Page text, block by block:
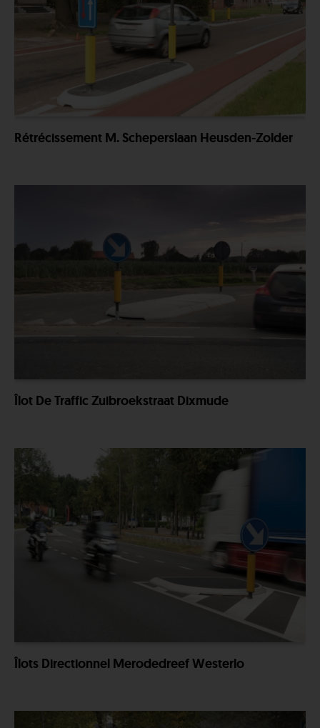
Rétrécissement M. Scheperslaan Heusden-Zolder
Îlot De Traffic Zuibroekstraat Dixmude
Îlots Directionnel Merodedreef Westerlo